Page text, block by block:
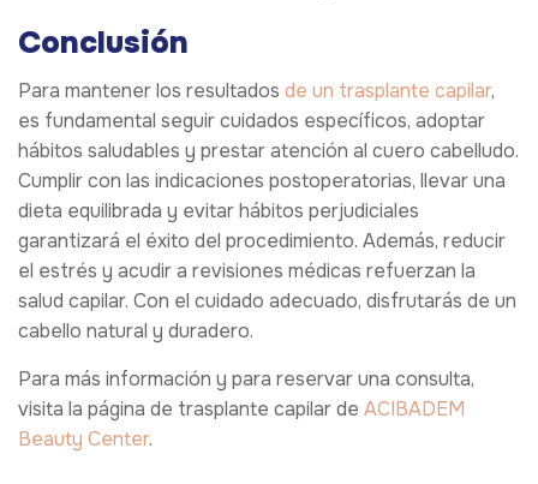
Conclusión
Para mantener los resultados de un trasplante capilar,
es fundamental seguir cuidados específicos, adoptar
hábitos saludables y prestar atención al cuero cabelludo.
Cumplir con las indicaciones postoperatorias, llevar una
dieta equilibrada y evitar hábitos perjudiciales
garantizará el éxito del procedimiento. Además, reducir
el estrés y acudir a revisiones médicas refuerzan la
salud capilar. Con el cuidado adecuado, disfrutarás de un
cabello natural y duradero.
Para más información y para reservar una consulta,
visita la página de trasplante capilar de ACIBADEM
Beauty Center.